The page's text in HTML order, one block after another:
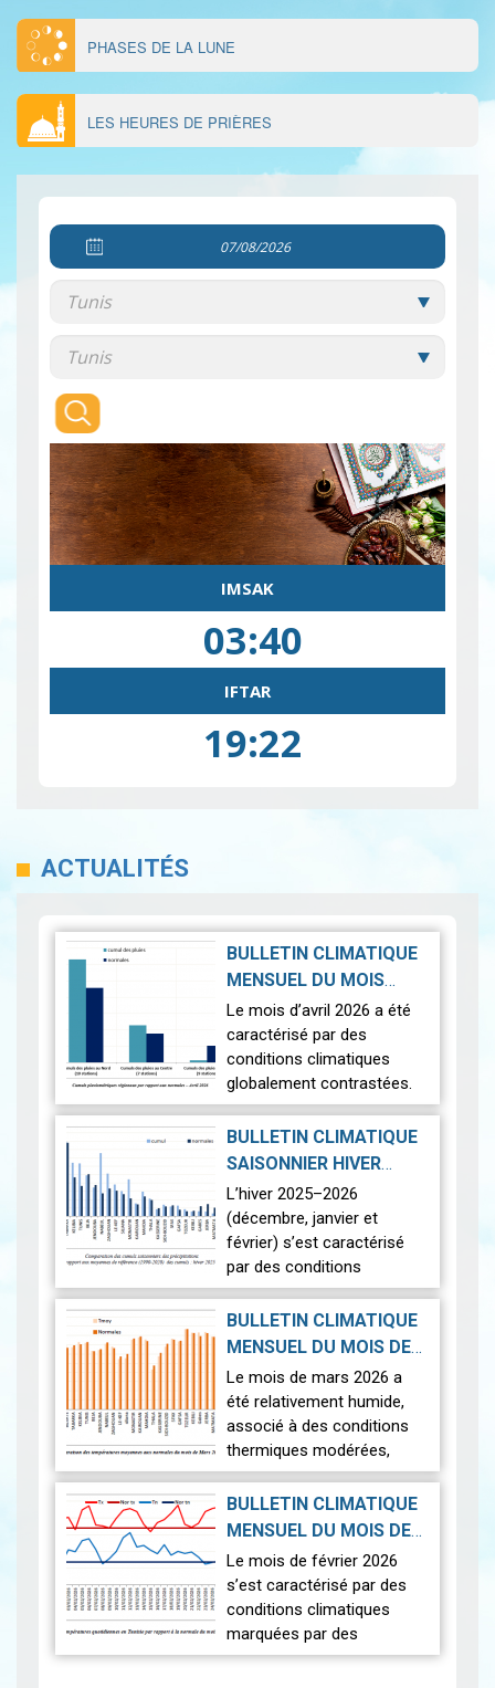
PHASES DE LA LUNE
LES HEURES DE PRIÈRES
IMSAK
03:40
IFTAR
19:22
ACTUALITÉS
BULLETIN CLIMATIQUE
MENSUEL DU MOIS
D'AVRIL 2026 |
2026-05-19
Le mois d’avril 2026 a été
caractérisé par des
conditions climatiques
globalement contrastées.
Sur le plan thermique, les
températures ont été
légèrement supérieures aux
BULLETIN CLIMATIQUE
SAISONNIER HIVER
2025-2026|2026-04-22
L’hiver 2025–2026
(décembre, janvier et
février) s’est caractérisé
par des conditions
climatiques contrastées
sur l’ensemble du territoire.
La saison a été marquée
BULLETIN CLIMATIQUE
MENSUEL DU MOIS DE
MARS 2026|2026-04-17
Le mois de mars 2026 a
été relativement humide,
associé à des conditions
thermiques modérées,
caractérisées par un
contraste entre des
journées légèrement plus
BULLETIN CLIMATIQUE
MENSUEL DU MOIS DE
FÉVRIER 2026|
2026-03-16
Le mois de février 2026
s’est caractérisé par des
conditions climatiques
marquées par des
températures